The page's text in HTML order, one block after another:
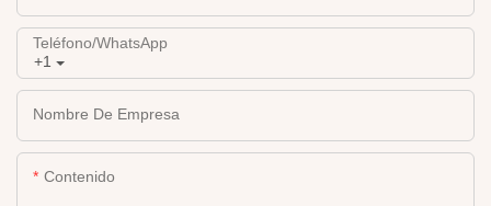
+1
Teléfono/WhatsApp
Nombre De Empresa
Contenido